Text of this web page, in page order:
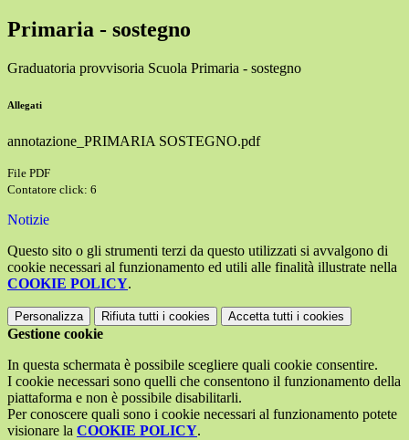
Primaria - sostegno
Graduatoria provvisoria Scuola Primaria - sostegno
Allegati
annotazione_PRIMARIA SOSTEGNO.pdf
File PDF
Contatore click: 6
Notizie
Questo sito o gli strumenti terzi da questo utilizzati si avvalgono di
cookie necessari al funzionamento ed utili alle finalità illustrate nella
COOKIE POLICY.
Personalizza Rifiuta tutti i cookies Accetta tutti i cookies
Gestione cookie
In questa schermata è possibile scegliere quali cookie consentire.
I cookie necessari sono quelli che consentono il funzionamento della
piattaforma e non è possibile disabilitarli.
Per conoscere quali sono i cookie necessari al funzionamento potete
visionare la COOKIE POLICY.